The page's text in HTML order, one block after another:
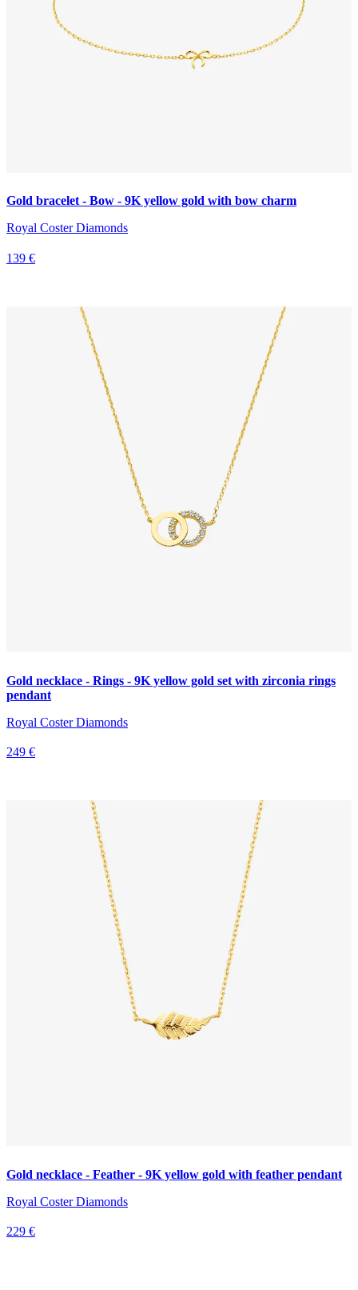
Gold bracelet - Bow - 9K yellow gold with bow charm
Royal Coster Diamonds
139 €
Gold necklace - Rings - 9K yellow gold set with zirconia rings
pendant
Royal Coster Diamonds
249 €
Gold necklace - Feather - 9K yellow gold with feather pendant
Royal Coster Diamonds
229 €